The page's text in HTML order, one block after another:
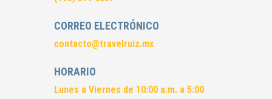
CORREO ELECTRÓNICO
contacto@travelruiz.mx
HORARIO
Lunes a Viernes de 10:00 a.m. a 5:00